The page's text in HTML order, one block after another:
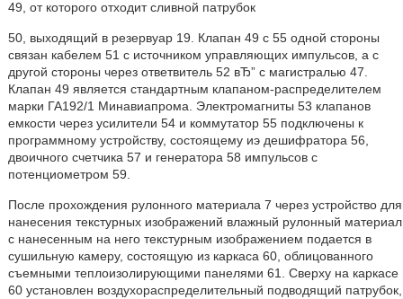
49, от которого отходит сливной патрубок
50, выходящий в резервуар 19. Клапан 49 с 55 одной стороны
связан кабелем 51 с источником управляющих импульсов, а с
другой стороны через ответвитель 52 вЂ” с магистралью 47.
Клапан 49 является стандартным клапаном-распределителем
марки ГА192/1 Минавиапрома. Электромагниты 53 клапанов
емкости через усилители 54 и коммутатор 55 подключены к
программному устройству, состоящему иэ дешифратора 56,
двоичного счетчика 57 и генератора 58 импульсов с
потенциометром 59.
После прохождения рулонного материала 7 через устройство для
нанесения текстурных изображений влажный рулонный материал
с нанесенным на него текстурным изображением подается в
сушильную камеру, состоящую из каркаса 60, облицованного
съемными теплоизолирующими панелями 61. Сверху на каркасе
60 установлен воздухораспределительный подводящий патрубок,